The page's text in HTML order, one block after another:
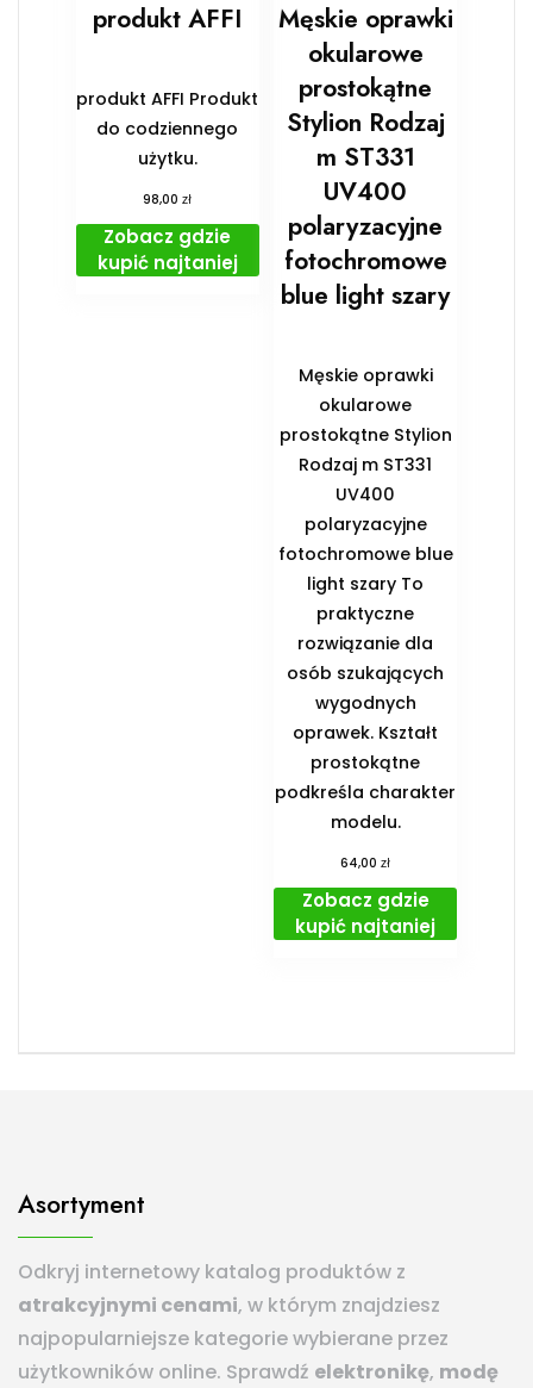
produkt AFFI
produkt AFFI Produkt
do codziennego
użytku.
98,00zł
Zobacz gdzie
kupić najtaniej
Męskie oprawki
okularowe
prostokątne
Stylion Rodzaj
m ST331
UV400
polaryzacyjne
fotochromowe
blue light szary
Męskie oprawki
okularowe
prostokątne Stylion
Rodzaj m ST331
UV400
polaryzacyjne
fotochromowe blue
light szary To
praktyczne
rozwiązanie dla
osób szukających
wygodnych
oprawek. Kształt
prostokątne
podkreśla charakter
modelu.
64,00zł
Zobacz gdzie
kupić najtaniej
Asortyment
Odkryj internetowy katalog produktów z
atrakcyjnymi cenami, w którym znajdziesz
najpopularniejsze kategorie wybierane przez
użytkowników online. Sprawdź elektronikę, modę